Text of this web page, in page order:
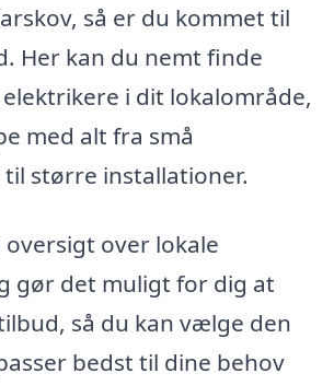
så er du kommet til
Her kan du nemt finde
i dit lokalområde,
med alt fra små
større installationer.
over lokale
gør det muligt for dig at
så du kan vælge den
bedst til dine behov